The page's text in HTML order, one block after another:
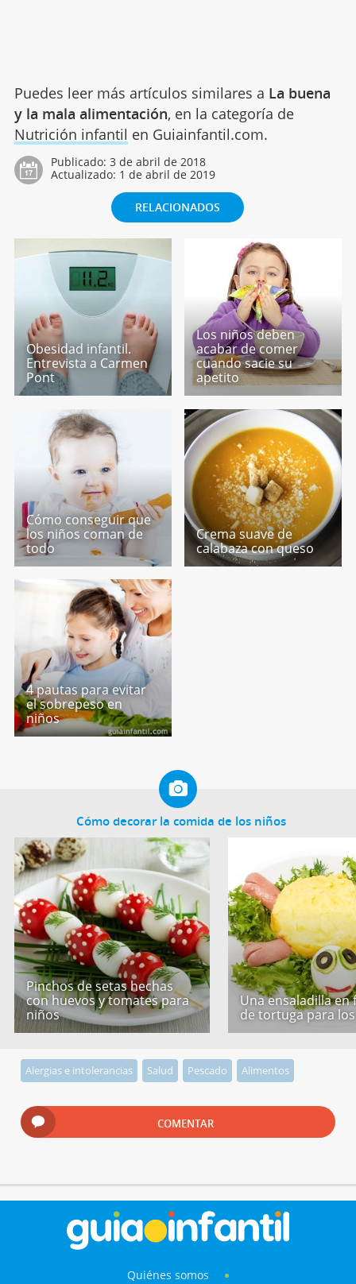
Puedes leer más artículos similares a La buena
y la mala alimentación, en la categoría de
Nutrición infantil en Guiainfantil.com.
Publicado: 3 de abril de 2018
Actualizado: 1 de abril de 2019
RELACIONADOS
Obesidad infantil.
Entrevista a Carmen
Pont
Los niños deben
acabar de comer
cuando sacie su
apetito
Cómo conseguir que
los niños coman de
todo
Crema suave de
calabaza con queso
4 pautas para evitar
el sobrepeso en
niños
Cómo decorar la comida de los niños
Pinchos de setas hechas
con huevos y tomates para
niños
Una ensaladilla en
de tortuga para
Alergias e intolerancias Salud Pescado Alimentos
COMENTAR
Quiénes somos